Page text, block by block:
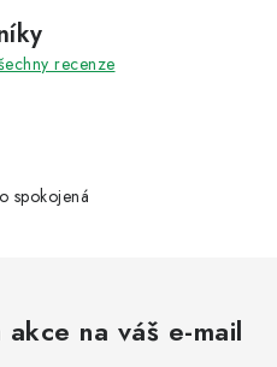
recenze
spokojená
na váš e-mail